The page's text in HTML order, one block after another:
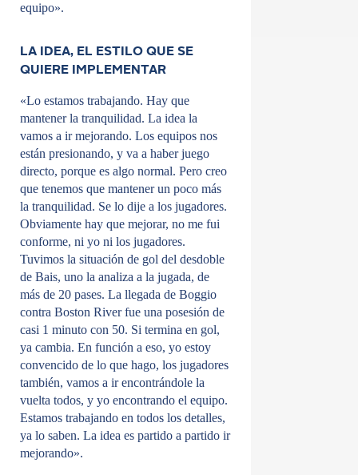
equipo».
LA IDEA, EL ESTILO QUE SE
QUIERE IMPLEMENTAR
«Lo estamos trabajando. Hay que
mantener la tranquilidad. La idea la
vamos a ir mejorando. Los equipos nos
están presionando, y va a haber juego
directo, porque es algo normal. Pero creo
que tenemos que mantener un poco más
la tranquilidad. Se lo dije a los jugadores.
Obviamente hay que mejorar, no me fui
conforme, ni yo ni los jugadores.
Tuvimos la situación de gol del desdoble
de Bais, uno la analiza a la jugada, de
más de 20 pases. La llegada de Boggio
contra Boston River fue una posesión de
casi 1 minuto con 50. Si termina en gol,
ya cambia. En función a eso, yo estoy
convencido de lo que hago, los jugadores
también, vamos a ir encontrándole la
vuelta todos, y yo encontrando el equipo.
Estamos trabajando en todos los detalles,
ya lo saben. La idea es partido a partido ir
mejorando».